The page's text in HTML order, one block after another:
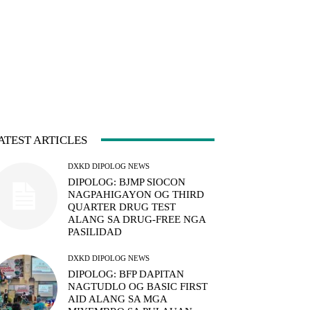
ARTICLES
DXKD DIPOLOG NEWS
DIPOLOG: BJMP SIOCON
NAGPAHIGAYON OG THIRD
QUARTER DRUG TEST
ALANG SA DRUG-FREE NGA
PASILIDAD
DXKD DIPOLOG NEWS
DIPOLOG: BFP DAPITAN
NAGTUDLO OG BASIC FIRST
AID ALANG SA MGA